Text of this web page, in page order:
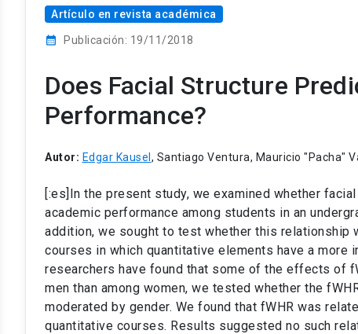
Artículo en revista académica
calendar_month Publicación: 19/11/2018
Does Facial Structure
Performance?
Autor: Edgar Kausel, Santiago Ventura, Mauricio "Pacha"
[:es]In the present study, we examined whether
academic performance among students in an
addition, we sought to test whether this relationship
courses in which quantitative elements have a more
researchers have found that some of the effects of
men than among women, we tested whether the
moderated by gender. We found that fWHR was
quantitative courses. Results suggested no such